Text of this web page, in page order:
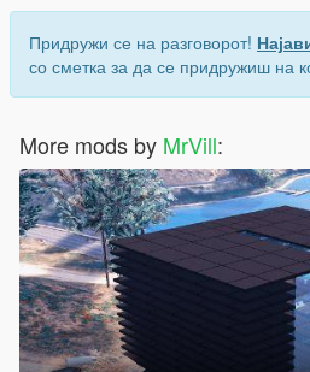
Придружи се на разговорот!
со сметка за да се придружиш на
More mods by MrVill: